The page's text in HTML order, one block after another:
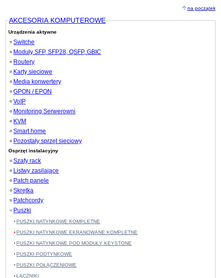
na początek
AKCESORIA KOMPUTEROWE
Urządzenia aktywne
Switche
Moduły SFP, SFP28, QSFP, GBIC
Routery
Karty sieciowe
Media konwertery
GPON / EPON
VoIP
Monitoring Serwerowni
KVM
Smart home
Pozostały sprzęt sieciowy
Osprzęt instalacyjny
Szafy rack
Listwy zasilające
Patch panele
Skrętka
Patchcordy
Puszki
PUSZKI NATYNKOWE KOMPLETNE
PUSZKI NATYNKOWE EKRANOWANE KOMPLETNE
PUSZKI NATYNKOWE POD MODUŁY KEYSTONE
PUSZKI PODTYNKOWE
PUSZKI POŁĄCZENIOWE
ŁĄCZNIKI